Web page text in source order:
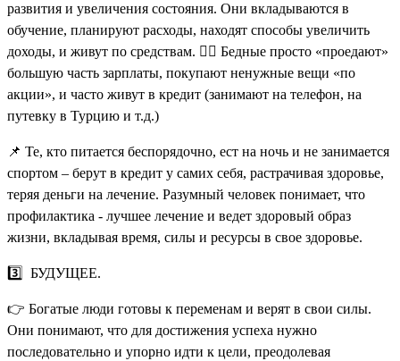
развития и увеличения состояния. Они вкладываются в
обучение, планируют расходы, находят способы увеличить
доходы, и живут по средствам. 🤷‍♀️ Бедные просто «проедают»
большую часть зарплаты, покупают ненужные вещи «по
акции», и часто живут в кредит (занимают на телефон, на
путевку в Турцию и т.д.)
📌 Те, кто питается беспорядочно, ест на ночь и не занимается
спортом – берут в кредит у самих себя, растрачивая здоровье,
теряя деньги на лечение. Разумный человек понимает, что
профилактика - лучшее лечение и ведет здоровый образ
жизни, вкладывая время, силы и ресурсы в свое здоровье.
3️⃣ БУДУЩЕЕ.
👉 Богатые люди готовы к переменам и верят в свои силы.
Они понимают, что для достижения успеха нужно
последовательно и упорно идти к цели, преодолевая